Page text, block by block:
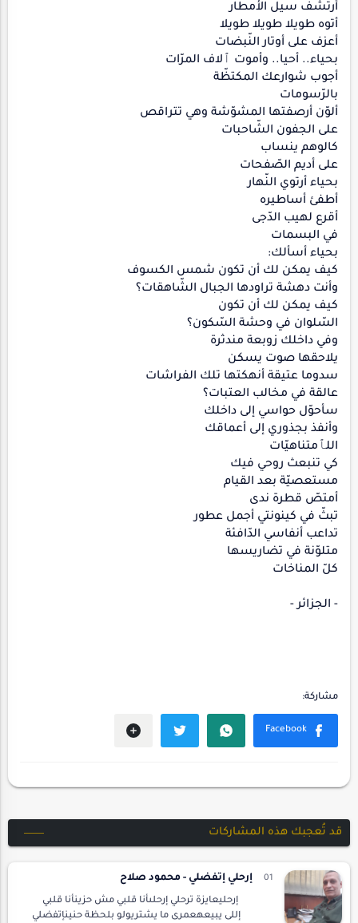
أرتشف سيل الأمطار
أتوه طويلا طويلا طويلا
أعزف على أوتار النّبضات
بحياء.. أحيا.. وأموت ٱلاف المرّات
أجوب شوارعك المكتظّة
بالرّسومات
ألوّن أرصفتها المشوّشة وهي تتراقص
على الجفون الشّاحبات
كالوهم ينساب
على أديم الصّفحات
بحياء أرتوي النّهار
أطفئ أساطيره
أقرع لهيب الدّجى
في البسمات
بحياء أسألك:
كيف يمكن لك أن تكون شمس الكسوف
وأنت دهشة تراودها الجبال الشّاهقات؟
كيف يمكن لك أن تكون
السّلوان في وحشة السّكون؟
وفي داخلك زوبعة مندثرة
يلاحقها صوت يسكن
سدوما عتيقة أنهكتها تلك الفراشات
عالقة في مخالب العتبات؟
سأحوّل حواسي إلى داخلك
وأنفذ بجذوري إلى أعماقك
اللٱمتناهيّات
كي تنبعث روحي فيك
مستعصيّة بعد القيام
أمتصّ قطرة ندى
تبثّ في كينونتي أجمل عطور
تداعب أنفاسي الدّافئة
متلوّنة في تضاريسها
كلّ المناخات
- الجزائر -
قد تُعجبك هذه المشاركات
إرحلي إتفضلي - محمود صلاح
إرحليعايزة ترحلي إرحلىأنا قلبي مش حزينأنا قلبي
إللى يبيعهعمرى ما يشتريولو بلحظة حنينإتفضلي